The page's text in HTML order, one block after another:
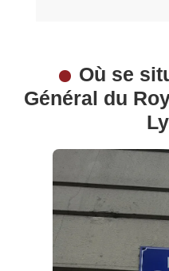
Où se
Général du